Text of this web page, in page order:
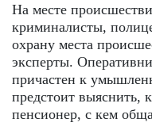
На месте
криминалисты,
охрану места
эксперты.
причастен к
предстоит выяснить,
пенсионер, с кем